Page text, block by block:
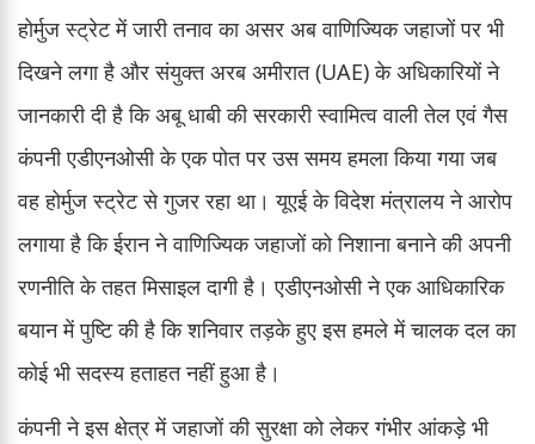
होर्मुज स्ट्रेट में जारी तनाव का असर अब वाणिज्यिक जहाजों पर भी
दिखने लगा है और संयुक्त अरब अमीरात (UAE) के अधिकारियों ने
जानकारी दी है कि अबू धाबी की सरकारी स्वामित्व वाली तेल एवं गैस
कंपनी एडीएनओसी के एक पोत पर उस समय हमला किया गया जब
वह होर्मुज स्ट्रेट से गुजर रहा था। यूएई के विदेश मंत्रालय ने आरोप
लगाया है कि ईरान ने वाणिज्यिक जहाजों को निशाना बनाने की अपनी
रणनीति के तहत मिसाइल दागी है। एडीएनओसी ने एक आधिकारिक
बयान में पुष्टि की है कि शनिवार तड़के हुए इस हमले में चालक दल का
कोई भी सदस्य हताहत नहीं हुआ है।
कंपनी ने इस क्षेत्र में जहाजों की सुरक्षा को लेकर गंभीर आंकड़े भी